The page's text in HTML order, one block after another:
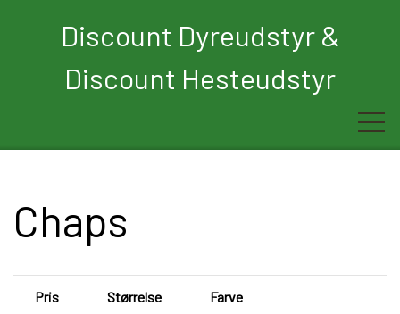
Discount Dyreudstyr &
Discount Hesteudstyr
Hest
Chaps
Pris Størrelse Farve